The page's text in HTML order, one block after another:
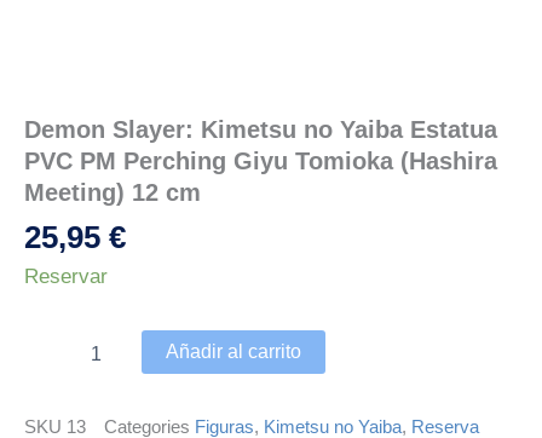
Demon Slayer: Kimetsu no Yaiba Estatua
PVC PM Perching Giyu Tomioka (Hashira
Meeting) 12 cm
25,95 €
Reservar
Demon
PVC
Añadir al carrito
SKU 13 Categories Figuras, Kimetsu no Yaiba, Reserva